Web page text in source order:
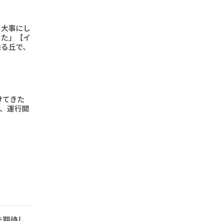
事にし
」【イ
丘で、
きた
運行開